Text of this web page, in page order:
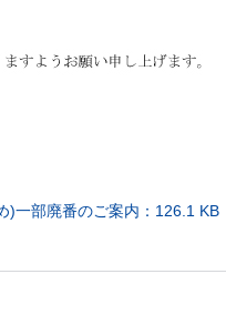
)一部廃番のご案内：126.1 KB